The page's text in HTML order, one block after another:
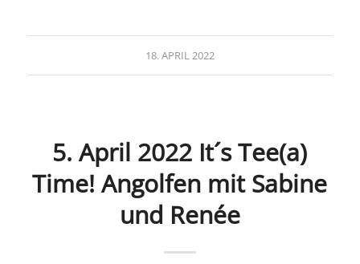
18. APRIL 2022
5. April 2022 It´s Tee(a)
Time! Angolfen mit Sabine
und Renée